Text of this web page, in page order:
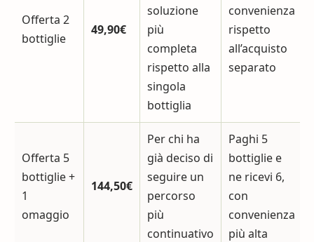
Offerta 2
bottiglie
49,90€
soluzione
più
completa
rispetto alla
singola
bottiglia
convenienza
rispetto
all’acquisto
separato
Offerta 5
bottiglie +
1
omaggio
144,50€
Per chi ha
già deciso di
seguire un
percorso
più
continuativo
Paghi 5
bottiglie e
ne ricevi 6,
con
convenienza
più alta